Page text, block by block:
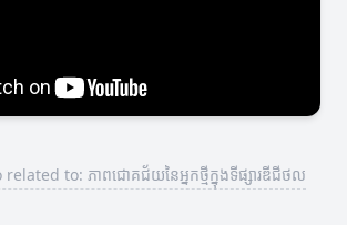
to: ភាពជោគជ័យនៃអ្នកថ្មីក្នុងទីផ្សារឌីជីថល